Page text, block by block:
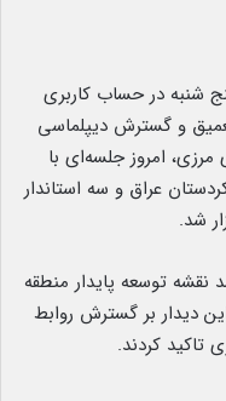
شنبه در حساب کاربری
و گسترش دیپلماسی
امروز جلسه‌ای با
از اقلیم کردستان عراق و سه استاندار
شد.
توسعه پایدار منطقه
دیدار بر گسترش روابط
تاکید کردند.